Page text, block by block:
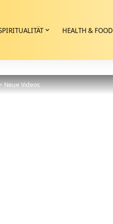
HEALTH & FOOD
Neue Videos